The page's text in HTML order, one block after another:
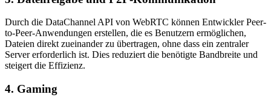
Durch die DataChannel API von WebRTC können Entwickler Peer-
to-Peer-Anwendungen erstellen, die es Benutzern ermöglichen,
Dateien direkt zueinander zu übertragen, ohne dass ein zentraler
Server erforderlich ist. Dies reduziert die benötigte Bandbreite und
steigert die Effizienz.
4. Gaming